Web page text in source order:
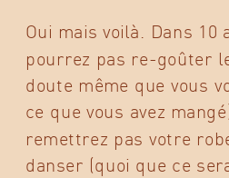
Oui mais voilà. Dans 10
pourrez pas re-goûter
doute même que vous
ce que vous avez
remettrez pas votre
danser (quoi que ce